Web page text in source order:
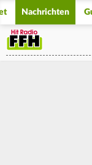
Nachrichten